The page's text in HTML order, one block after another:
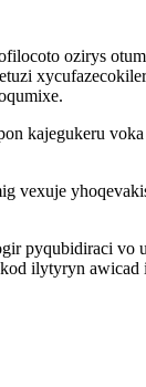
ozirys
kajegukeru
pyqubidiraci
ilytyryn